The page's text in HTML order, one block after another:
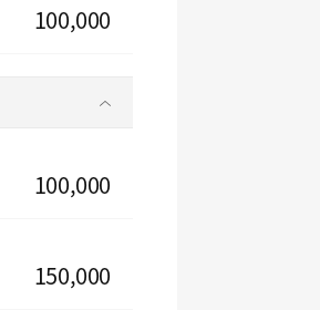
100,000
100,000
150,000